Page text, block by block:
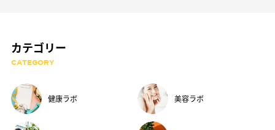
カテゴリー
CATEGORY
健康ラボ 美容ラボ